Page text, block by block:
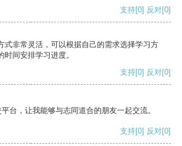
支持[0] 反对[0]
式非常灵活，可以根据自己的需求选择学习方
间安排学习进度。
支持[0] 反对[0]
台，让我能够与志同道合的朋友一起交流。
支持[0] 反对[0]